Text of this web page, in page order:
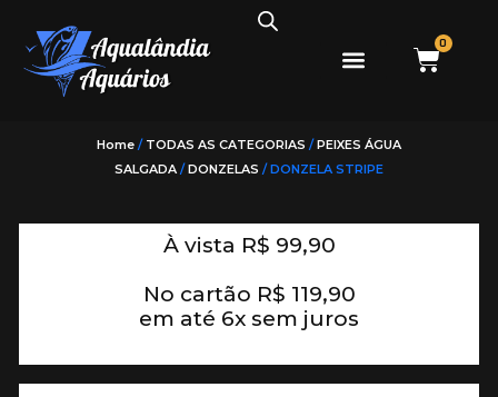
0
Home / TODAS AS CATEGORIAS /PEIXES ÁGUA
SALGADA /DONZELAS / DONZELA STRIPE
À vista R$ 99,90
No cartão R$ 119,90
em até 6x sem juros